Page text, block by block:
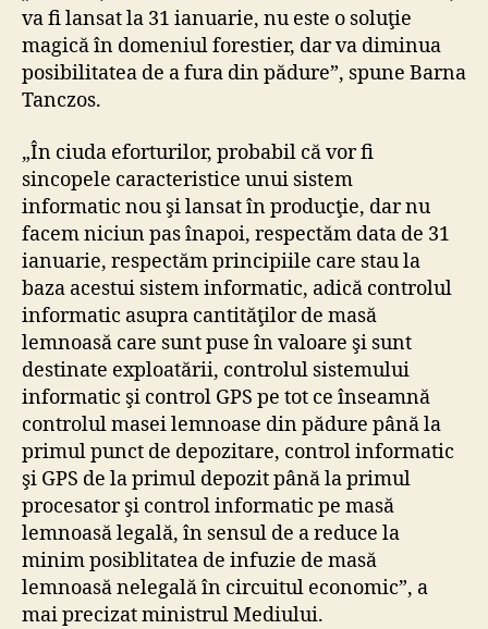
va fi lansat la 31 ianuarie, nu este o soluţie
magică în domeniul forestier, dar va diminua
posibilitatea de a fura din pădure”, spune Barna
Tanczos.
„În ciuda eforturilor, probabil că vor fi
sincopele caracteristice unui sistem
informatic nou şi lansat în producţie, dar nu
facem niciun pas înapoi, respectăm data de 31
ianuarie, respectăm principiile care stau la
baza acestui sistem informatic, adică controlul
informatic asupra cantităţilor de masă
lemnoasă care sunt puse în valoare şi sunt
destinate exploatării, controlul sistemului
informatic şi control GPS pe tot ce înseamnă
controlul masei lemnoase din pădure până la
primul punct de depozitare, control informatic
şi GPS de la primul depozit până la primul
procesator şi control informatic pe masă
lemnoasă legală, în sensul de a reduce la
minim posiblitatea de infuzie de masă
lemnoasă nelegală în circuitul economic”, a
mai precizat ministrul Mediului.